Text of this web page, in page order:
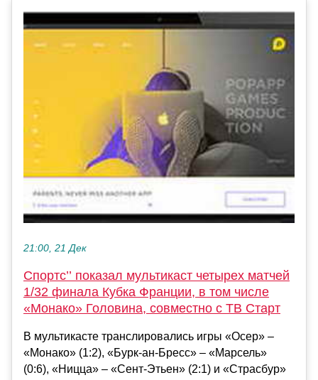
21:00, 21 Дек
Спортс’’ показал мультикаст четырех матчей
1/32 финала Кубка Франции, в том числе
«Монако» Головина, совместно с ТВ Старт
В мультикасте транслировались игры «Осер» –
«Монако» (1:2), «Бурк-ан-Бресс» – «Марсель»
(0:6), «Ницца» – «Сент-Этьен» (2:1) и «Страсбур»